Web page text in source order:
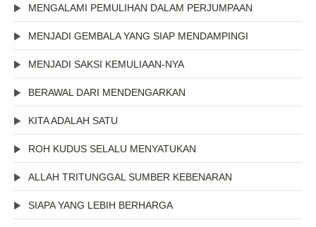
MENGALAMI PEMULIHAN DALAM PERJUMPAAN
MENJADI GEMBALA YANG SIAP MENDAMPINGI
MENJADI SAKSI KEMULIAAN-NYA
BERAWAL DARI MENDENGARKAN
KITA ADALAH SATU
ROH KUDUS SELALU MENYATUKAN
ALLAH TRITUNGGAL SUMBER KEBENARAN
SIAPA YANG LEBIH BERHARGA